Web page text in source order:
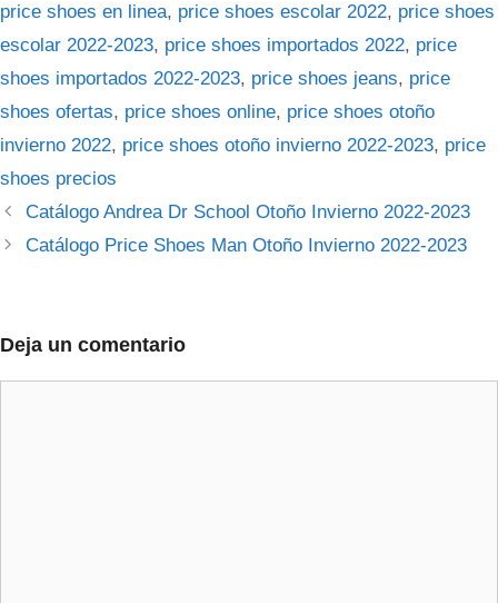
price shoes en linea, price shoes escolar 2022, price shoes
escolar 2022-2023, price shoes importados 2022, price
shoes importados 2022-2023, price shoes jeans, price
shoes ofertas, price shoes online, price shoes otoño
invierno 2022, price shoes otoño invierno 2022-2023, price
shoes precios
Catálogo Andrea Dr School Otoño Invierno 2022-2023
Catálogo Price Shoes Man Otoño Invierno 2022-2023
Deja un comentario